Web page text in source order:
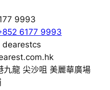
9993
6177 9993
dearestcs
九龍 尖沙咀 美麗華廣場